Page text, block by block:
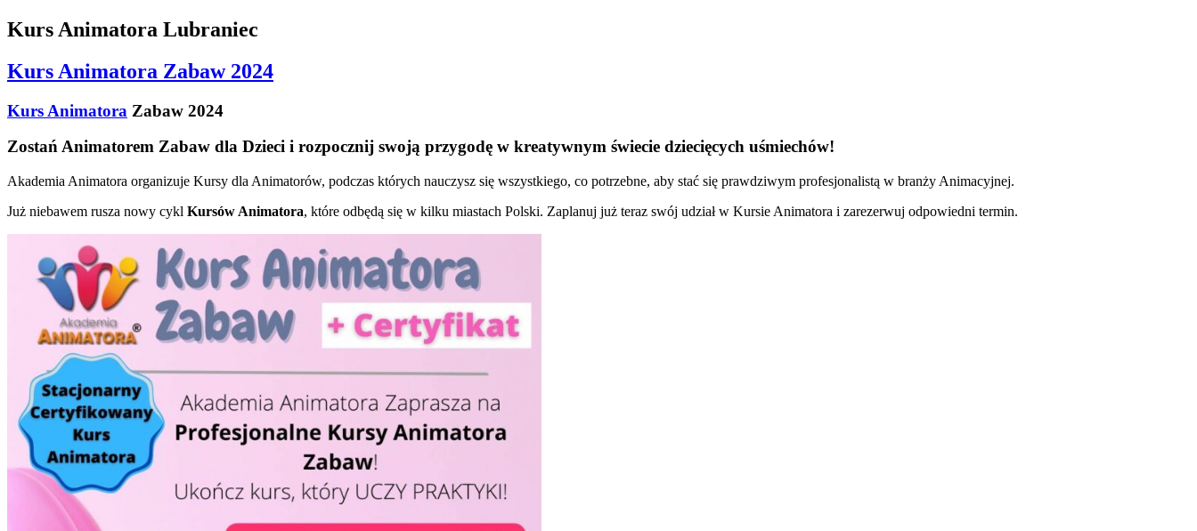
Kurs Animatora Lubraniec
Kurs Animatora Zabaw 2024
Kurs Animatora Zabaw 2024
Zostań Animatorem Zabaw dla Dzieci i rozpocznij swoją przygodę w kreatywnym świecie dziecięcych uśmiechów!
Akademia Animatora organizuje Kursy dla Animatorów, podczas których nauczysz się wszystkiego, co potrzebne, aby stać się prawdziwym profesjonalistą w branży Animacyjnej.
Już niebawem rusza nowy cykl Kursów Animatora, które odbędą się w kilku miastach Polski. Zaplanuj już teraz swój udział w Kursie Animatora i zarezerwuj odpowiedni termin.